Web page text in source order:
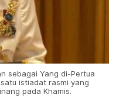
sebagai Yang di-Pertua
istiadat rasmi yang
pada Khamis.